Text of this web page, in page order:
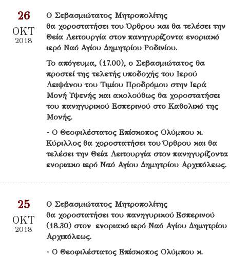
26
ΟΚΤ
2018
Ο Σεβασμιώτατος Μητροπολίτης
θα χοροστατήσει του Όρθρου και θα τελέσει την
Θεία Λειτουργία στον πανηγυρίζοντα ενοριακό
ιερό Ναό Αγίου Δημητρίου Ροδινίου.
Το απόγευμα, (17.00), ο Σεβασμιώτατος θα
προστεί της τελετής υποδοχής του Ιερού
Λειψάνου του Τιμίου Προδρόμου στην Ιερά
Μονή Υψενής και ακολούθως θα χοροστατήσει
του πανηγυρικού Εσπερινού στο Καθολικό της
Μονής.
- O Θεοφιλέστατος Επίσκοπος Ολύμπου κ.
Κύριλλος θα χοροστατήσει του Όρθρου και θα
τελέσει την Θεία Λειτουργία στον πανηγυρίζοντα
ενοριακο ιερό Ναό Αγίου Δημητρίου Αρχιπόλεως.
25
ΟΚΤ
2018
Ο Σεβασμιώτατος Μητροπολίτης
θα χοροστατήσει του πανηγυρικού Εσπερινού
(18.30) στον ενοριακό ιερό Ναό Αγίου Δημητρίου
Αρχιπόλεως.
- O Θεοφιλέστατος Επίσκοπος Ολύμπου κ.